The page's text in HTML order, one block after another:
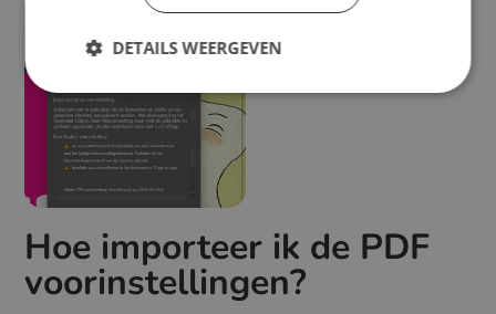
Hoe importeer ik de PDF
voorinstellingen?
DETAILS WEERGEVEN